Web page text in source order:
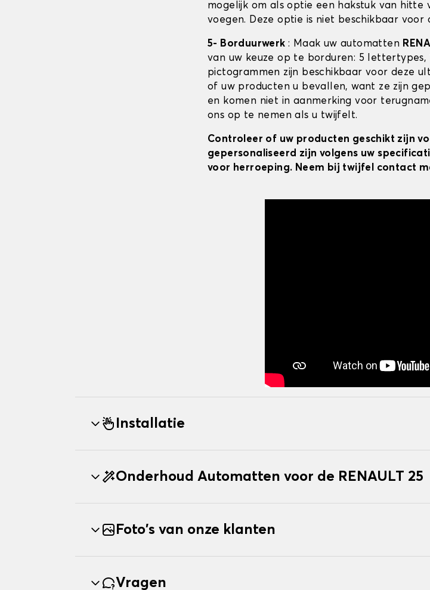
mogelijk om als optie een hakstuk van
voegen. Deze optie is niet beschikbaar voor
5- Borduurwerk : Maak uw automatten
van uw keuze op te borduren: 5 lettertypes,
pictogrammen zijn beschikbaar voor deze
of uw producten u bevallen, want ze zijn
en komen niet in aanmerking voor
ons op te nemen als u twijfelt.
Controleer of uw producten geschikt zijn
gepersonaliseerd zijn volgens uw
voor herroeping. Neem bij twijfel contact
Installatie
Onderhoud Automatten voor de RENAULT 25
Foto's van onze klanten
Vragen